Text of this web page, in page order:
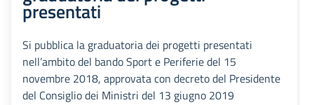
presentati
Si pubblica la graduatoria dei progetti presentati
nell’ambito del bando Sport e Periferie del 15
novembre 2018, approvata con decreto del Presidente
del Consiglio dei Ministri del 13 giugno 2019